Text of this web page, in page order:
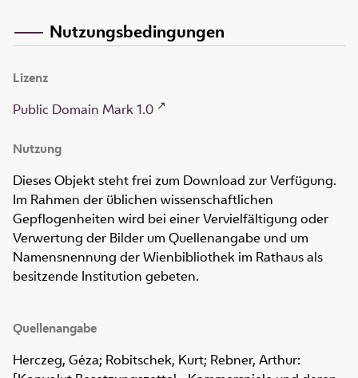
Nutzungsbedingungen
Lizenz
Public Domain Mark 1.0
Nutzung
Dieses Objekt steht frei zum Download zur Verfügung.
Im Rahmen der üblichen wissenschaftlichen
Gepflogenheiten wird bei einer Vervielfältigung oder
Verwertung der Bilder um Quellenangabe und um
Namensnennung der Wienbibliothek im Rathaus als
besitzende Institution gebeten.
Quellenangabe
Herczeg, Géza; Robitschek, Kurt; Rebner, Arthur: